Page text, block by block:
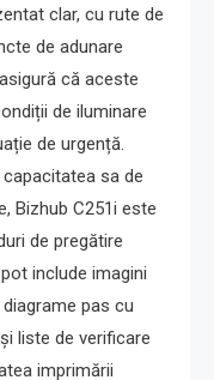
clar, cu rute de
de adunare
că aceste
de iluminare
de urgență.
capacitatea sa de
Bizhub C251i este
de pregătire
include imagini
pas cu
liste de verificare
imprimării